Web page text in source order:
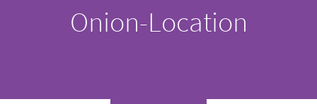
Onion-Location